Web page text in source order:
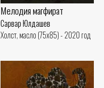
Мелодия магфират
Сарвар Юлдашев
Холст, масло (75x85) - 2020 год